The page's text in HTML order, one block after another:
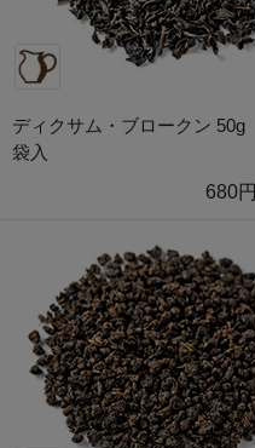
ディクサム・ブロークン 50g
袋入
680円